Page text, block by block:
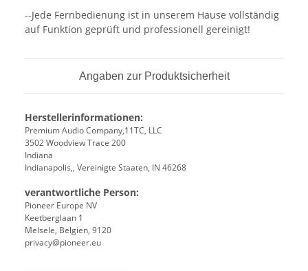
--Jede Fernbedienung ist in unserem Hause vollständig
auf Funktion geprüft und professionell gereinigt!
Angaben zur Produktsicherheit
Herstellerinformationen:
Premium Audio Company,11TC, LLC
3502 Woodview Trace 200
Indiana
Indianapolis,, Vereinigte Staaten, IN 46268
verantwortliche Person:
Pioneer Europe NV
Keetberglaan 1
Melsele, Belgien, 9120
privacy@pioneer.eu